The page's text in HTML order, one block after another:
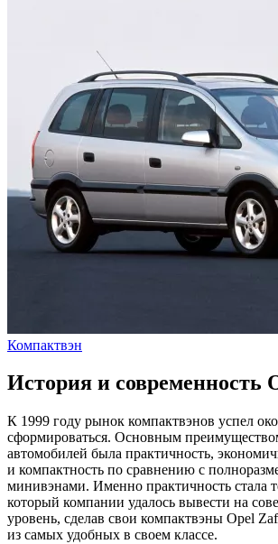
Компактвэн
История и современность
К 1999 году рынок компактвэнов успел
сформироваться. Основным
автомобилей была практичность,
и компактность по сравнению с
минивэнами. Именно практичность стала
который компании удалось вывести на
уровень, сделав свои компактвэны Opel
из самых удобных в своем классе.